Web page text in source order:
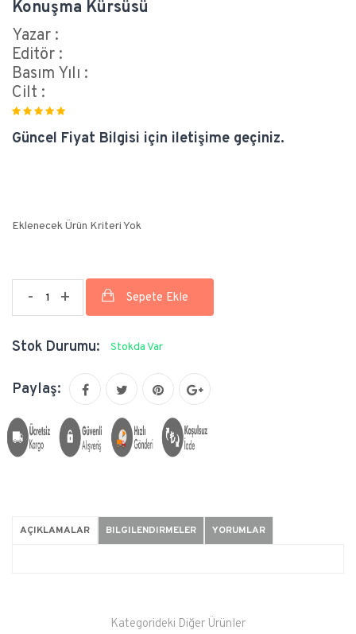
Konuşma Kürsüsü
Yazar :
Editör :
Basım Yılı :
Cilt :
Güncel Fiyat Bilgisi için iletişime geçiniz.
Eklenecek Ürün Kriteri Yok
- +
Stok Durumu: Stokda Var
Paylaş:
AÇIKLAMALAR BILGILENDIRMELER YORUMLAR
Kategorideki Diğer Ürünler